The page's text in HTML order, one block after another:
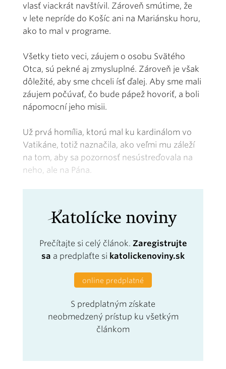
vlasť viackrát navštívil. Zároveň smútime, že
v lete nepríde do Košíc ani na Mariánsku horu,
ako to mal v programe.
Všetky tieto veci, záujem o osobu Svätého
Otca, sú pekné aj zmysluplné. Zároveň je však
dôležité, aby sme chceli ísť ďalej. Aby sme mali
záujem počúvať, čo bude pápež hovoriť, a boli
nápomocní jeho misii.
Už prvá homília, ktorú mal ku kardinálom vo
Vatikáne, totiž naznačila, ako veľmi mu záleží
na tom, aby sa pozornosť nesústreďovala na
neho, ale na Pána.
Prečítajte si celý článok. Zaregistrujte
sa a predplaťte si katolickenoviny.sk
online predplatné
S predplatným získate
neobmedzený prístup ku všetkým
článkom